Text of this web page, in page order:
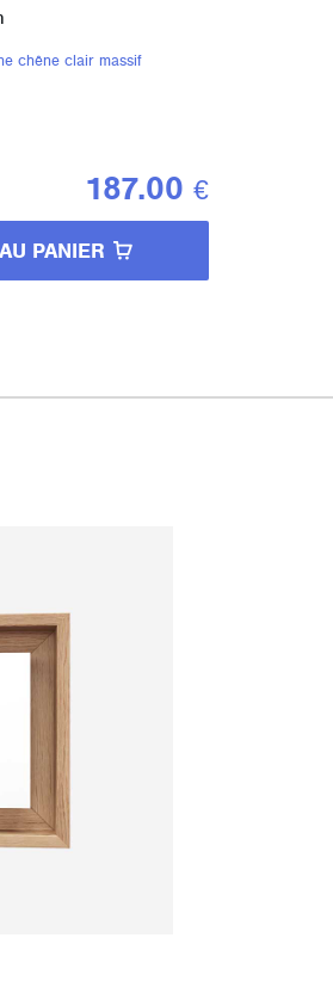
chêne clair massif
187.00 €
PANIER